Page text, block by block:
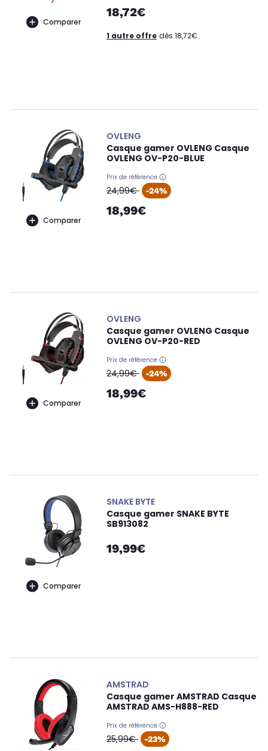
Comparer
18,72€
1 autre offre dès 18,72€
Comparer
OVLENG
Casque gamer OVLENG Casque
OVLENG OV-P20-BLUE
Prix de référence
oldPrice
24,99€ -24%
18,99€
Comparer
OVLENG
Casque gamer OVLENG Casque
OVLENG OV-P20-RED
Prix de référence
oldPrice
24,99€ -24%
18,99€
Comparer
SNAKE BYTE
Casque gamer SNAKE BYTE
SB913082
19,99€
AMSTRAD
Casque gamer AMSTRAD Casque
AMSTRAD AMS-H888-RED
Prix de référence
oldPrice
25,99€ -23%